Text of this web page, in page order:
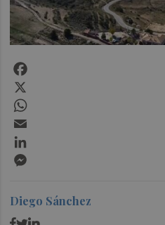
Diego Sánchez